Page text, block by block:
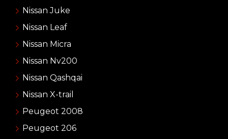
Nissan Juke
Nissan Leaf
Nissan Micra
Nissan Nv200
Nissan Qashqai
Nissan X-trail
Peugeot 2008
Peugeot 206